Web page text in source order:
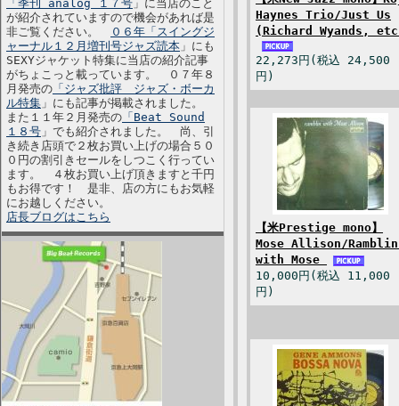
「季刊 analog １７号 」に当店のこと
が紹介されていますので機会があれば是
非ご覧ください。
０６年「スイングジ
ャーナル１２月増刊号ジャズ読本 」にも
SEXYジャケット特集に当店の紹介記事
がちょこっと載っています。 ０７年８
月発売の 「ジャズ批評 ジャズ・ボーカ
ル特集 」にも記事が掲載されました。
また１１年２月発売の 「Beat Sound
１８号 」でも紹介されました。 尚、引
き続き店頭で２枚お買い上げの場合５０
０円の割引きセールをしつこく行ってい
ます。 ４枚お買い上げ頂きますと千円
もお得です！ 是非、店の方にもお気軽
にお越しください。
店長ブログはこちら
Haynes Trio/Just Us
(Richard Wyands,
22,273円(税込 24,500
円)
【米Prestige mono】
Mose Allison/
with Mose
10,000円(税込 11,000
円)